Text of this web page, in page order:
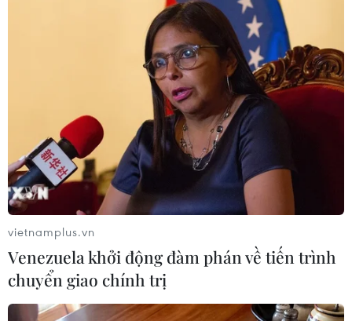
vietnamplus.vn
Venezuela khởi động đàm phán về tiến trình
chuyển giao chính trị